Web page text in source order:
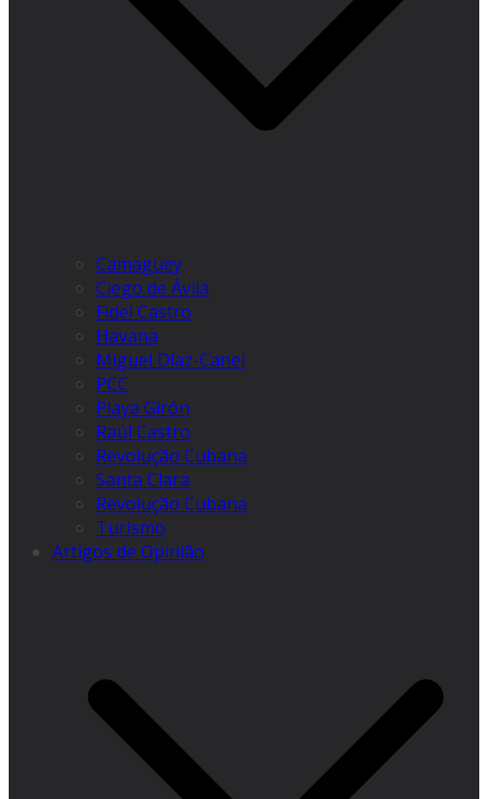
Camagüey
Ciego de Ávila
Fidel Castro
Havana
Miguel Díaz-Canel
PCC
Playa Girón
Raúl Castro
Revolução Cubana
Santa Clara
Revolução Cubana
Turismo
Artigos de Opinião